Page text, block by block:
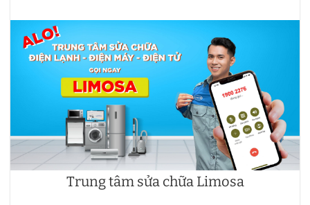
Trung tâm sửa chữa Limosa